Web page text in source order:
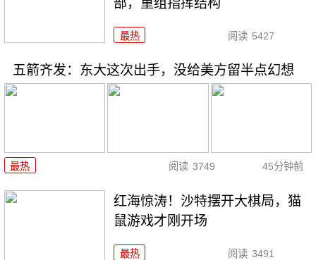
最热 阅读 5427
五箭齐发：东大这次出手，没给美方留半点幻想
最热 阅读 3749 45分钟前
红海惊涛！沙特摆开大棋局，猫
鼠游戏才刚开场
最热 阅读 3491